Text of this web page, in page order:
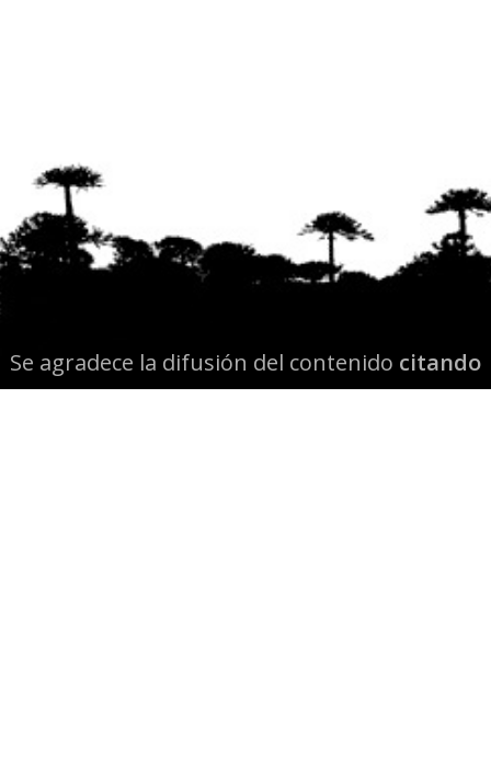
Se agradece la difusión del contenido citando
la fuente www.mapuexpress.org